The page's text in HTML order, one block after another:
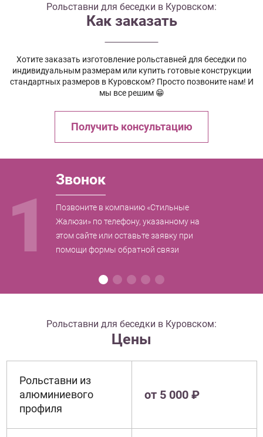
Рольставни для беседки в Куровском:
Как заказать
Хотите заказать изготовление рольставней для беседки по
индивидуальным размерам или купить готовые конструкции
стандартных размеров в Куровском? Просто позвоните нам! И
мы все решим 😁
Получить консультацию
1
Звонок
Позвоните в компанию «Стильные
Жалюзи» по телефону, указанному на
этом сайте или оставьте заявку при
помощи формы обратной связи
Рольставни для беседки в Куровском:
Цены
Рольставни из
алюминиевого
профиля
от 5 000 ₽